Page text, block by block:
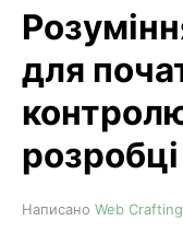
для
розробці
Написано Web